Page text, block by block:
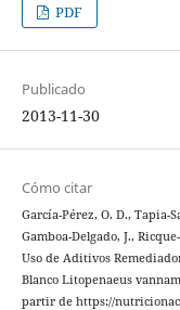
PDF
Publicado
2013-11-30
Cómo citar
García-Pérez, O. D., Tapia-
Gamboa-Delgado, J.,
Uso de Aditivos
Blanco Litopenaeus
partir de https://